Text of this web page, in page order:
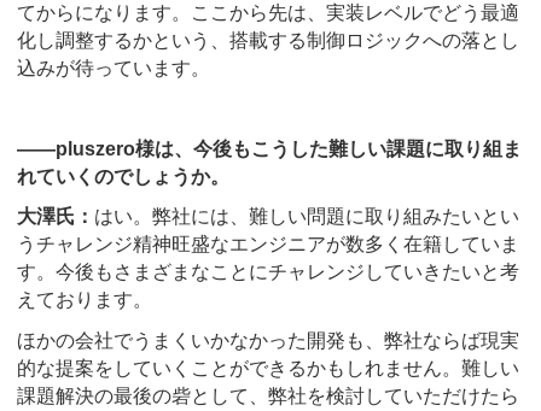
てからになります。ここから先は、実装レベルでどう最適
化し調整するかという、搭載する制御ロジックへの落とし
込みが待っています。
――pluszero様は、今後もこうした難しい課題に取り組ま
れていくのでしょうか。
大澤氏： はい。弊社には、難しい問題に取り組みたいとい
うチャレンジ精神旺盛なエンジニアが数多く在籍していま
す。今後もさまざまなことにチャレンジしていきたいと考
えております。
ほかの会社でうまくいかなかった開発も、弊社ならば現実
的な提案をしていくことができるかもしれません。難しい
課題解決の最後の砦として、弊社を検討していただけたら